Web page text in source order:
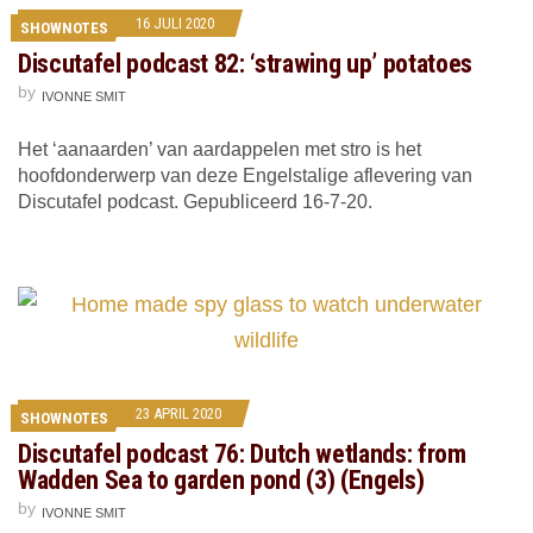
SHOWNOTES 16 JULI 2020
Discutafel podcast 82: ‘strawing up’ potatoes
by IVONNE SMIT
Het ‘aanaarden’ van aardappelen met stro is het
hoofdonderwerp van deze Engelstalige aflevering van
Discutafel podcast. Gepubliceerd 16-7-20.
SHOWNOTES 23 APRIL 2020
Discutafel podcast 76: Dutch wetlands: from
Wadden Sea to garden pond (3) (Engels)
by IVONNE SMIT